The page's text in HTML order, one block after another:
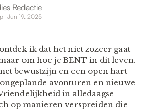
Redactie
Jun 19, 2025
ik dat het niet zozeer gaat
om hoe je BENT in dit leven.
bewustzijn en een open hart
avonturen en nieuwe
in alledaagse
op manieren verspreiden die